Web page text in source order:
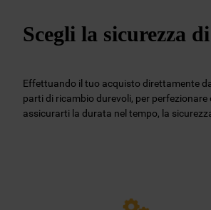
Scegli la sicurezza
Effettuando il tuo acquisto direttamente
parti di ricambio durevoli, per
assicurarti la durata nel tempo, la